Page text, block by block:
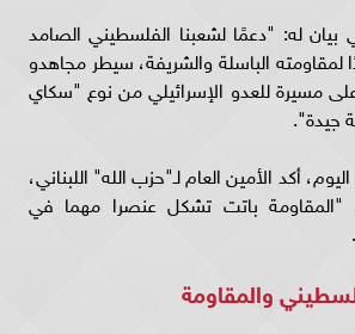
له: "دعمًا لشعبنا الفلسطيني الصامد
الباسلة ‌‌‌‏والشريفة، سيطر مجاهدو
مسيرة للعدو الإسرائيلي من نوع "سكاي
جيدة".
‏أكد الأمين العام لـ"حزب الله" اللبناني،
باتت تشكل عنصرا مهما في
والمقاومة